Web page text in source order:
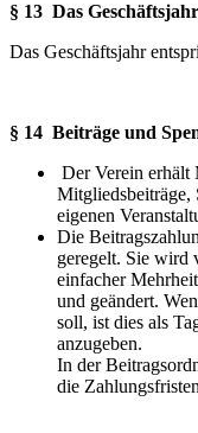
§ 13 Das Geschäftsjahr
Das Geschäftsjahr
§ 14 Beiträge und
Der Verein erhält
Mitgliedsbeiträge,
eigenen
Die
geregelt. Sie wird
einfacher
und geändert.
soll, ist dies als
anzugeben.
In der
die